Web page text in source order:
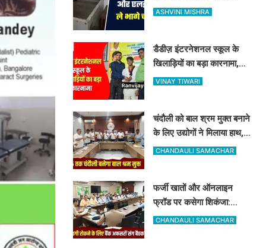
इन्वर्टर और LED, व्यापारियों में
ASHVINI MISHRA
डैडीज़ इंटरनेशनल स्कूल के
खिलाड़ियों का बड़ा कारनामा,
यूपी स्टेट ताइक्वांडो में 5 मेडल्स
VINAY TIWARI
चंदौली को बाल श्रम मुक्त बनाने
के लिए उद्योगों ने मिलाया हाथ,
रामनगर में हुई बड़ी बैठक, बाल
CHANDAULI SAMACHAR
फर्जी खातों और ऑनलाइन
फ्रॉड पर कसेगा शिकंजा:
चंदौली पुलिस कप्तान ने बैंक
CHANDAULI SAMACHAR